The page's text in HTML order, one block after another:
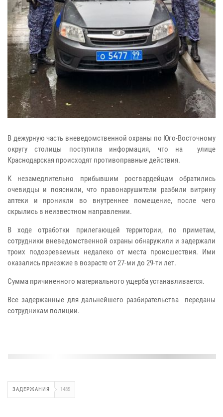
В дежурную часть вневедомственной охраны по Юго-Восточному
округу столицы поступила информация, что на улице
Краснодарская происходят противоправные действия.
К незамедлительно прибывшим росгвардейцам обратились
очевидцы и пояснили, что правонарушители разбили витрину
аптеки и проникли во внутреннее помещение, после чего
скрылись в неизвестном направлении.
В ходе отработки прилегающей территории, по приметам,
сотрудники вневедомственной охраны обнаружили и задержали
троих подозреваемых недалеко от места происшествия. Ими
оказались приезжие в возрасте от 27-ми до 29-ти лет.
Сумма причиненного материального ущерба устанавливается.
Все задержанные для дальнейшего разбирательства переданы
сотрудникам полиции.
ЗАДЕРЖАНИЯ 1485